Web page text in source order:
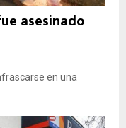
asesinado
en una